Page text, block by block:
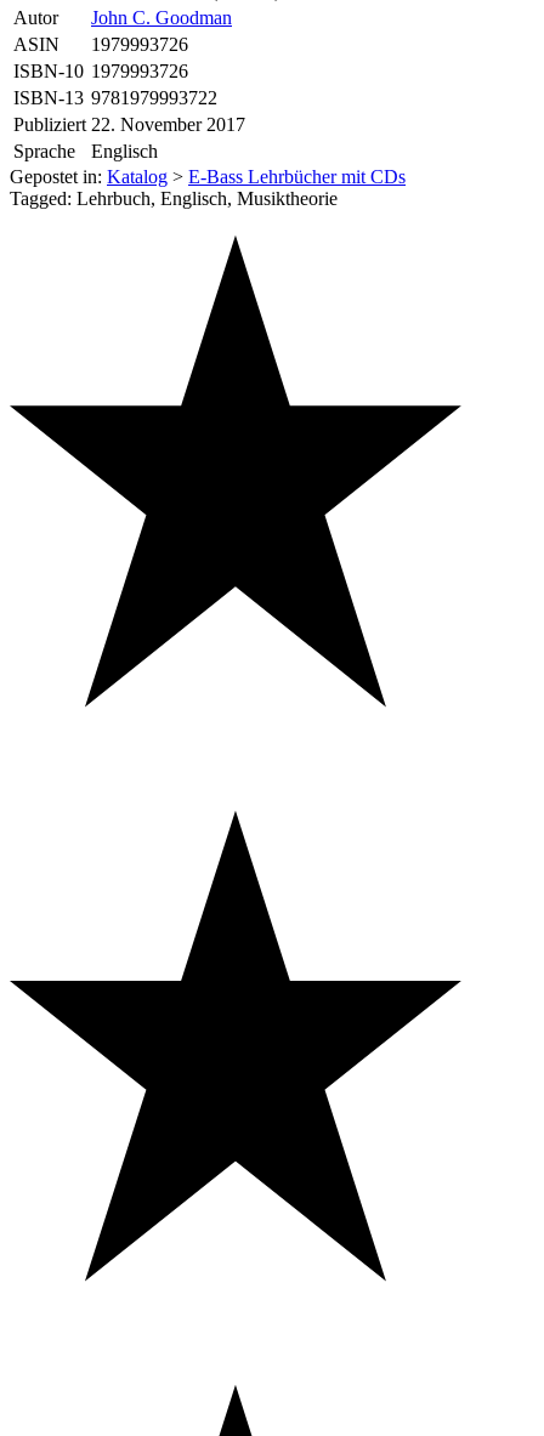
Autor
John C. Goodman
ASIN
1979993726
ISBN-10 1979993726
ISBN-13 9781979993722
Publiziert 22. November 2017
Sprache
Englisch
Gepostet in: Katalog > E-Bass Lehrbücher mit CDs
Tagged: Lehrbuch, Englisch, Musiktheorie